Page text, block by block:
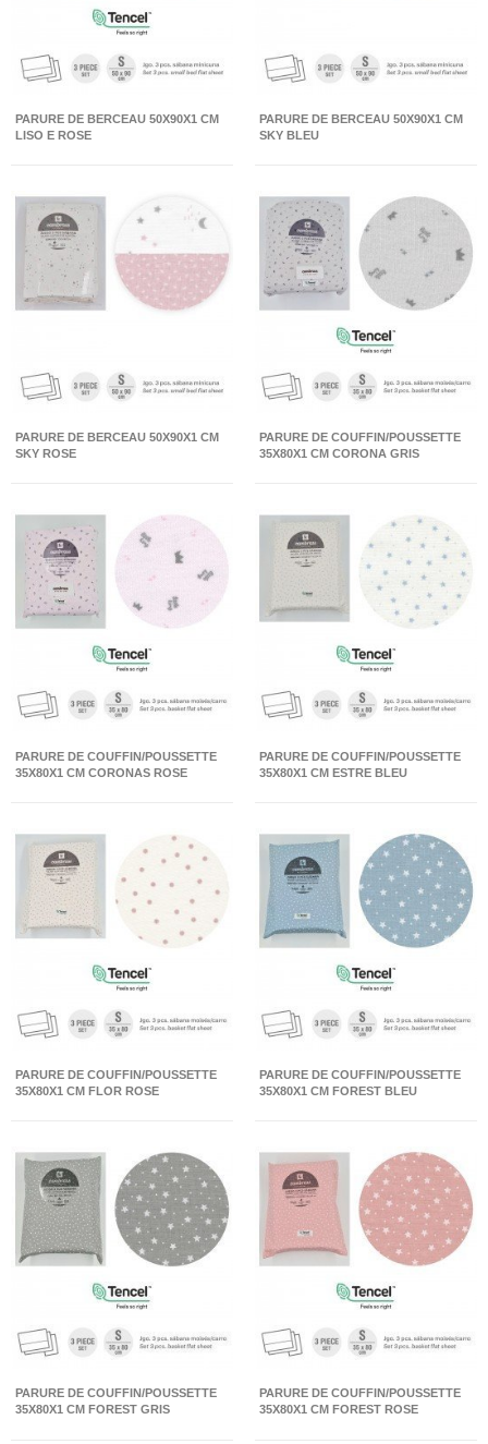
PARURE DE BERCEAU 50X90X1 CM
LISO E ROSE
PARURE DE BERCEAU 50X90X1 CM
SKY BLEU
PARURE DE BERCEAU 50X90X1 CM
SKY ROSE
PARURE DE COUFFIN/POUSSETTE
35X80X1 CM CORONA GRIS
PARURE DE COUFFIN/POUSSETTE
35X80X1 CM CORONAS ROSE
PARURE DE COUFFIN/POUSSETTE
35X80X1 CM ESTRE BLEU
PARURE DE COUFFIN/POUSSETTE
35X80X1 CM FLOR ROSE
PARURE DE COUFFIN/POUSSETTE
35X80X1 CM FOREST BLEU
PARURE DE COUFFIN/POUSSETTE
35X80X1 CM FOREST GRIS
PARURE DE COUFFIN/POUSSETTE
35X80X1 CM FOREST ROSE